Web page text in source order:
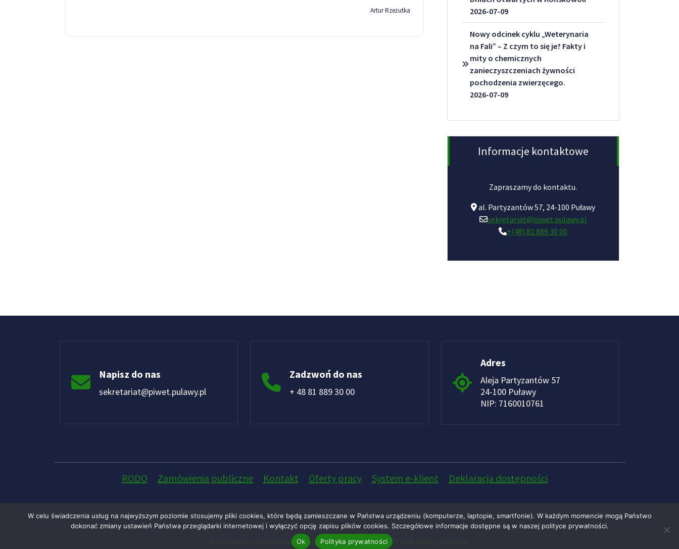
Artur Rzeżutka
2026-07-09
Nowy odcinek cyklu „Weterynaria
na Fali” – Z czym to się je? Fakty i
mity o chemicznych
zanieczyszczeniach żywności
pochodzenia zwierzęcego.
2026-07-09
Informacje kontaktowe
Zapraszamy do kontaktu.
al. Partyzantów 57, 24-100 Puławy
sekretariat@piwet.pulawy.pl
+(48) 81 889 30 00
Napisz do nas
sekretariat@piwet.pulawy.pl
Zadzwoń do nas
+ 48 81 889 30 00
Adres
Aleja Partyzantów 57
24-100 Puławy
NIP: 7160010761
RODO Zamówienia publiczne Kontakt Oferty pracy System e-klient Deklaracja dostępności
Państwowy Instytut Weterynaryjny - Państwowy Instytut Badawczy © 2026.
W celu świadczenia usług na najwyższym poziomie stosujemy pliki cookies, które będą zamieszczane w Państwa urządzeniu (komputerze, laptopie, smartfonie). W każdym momencie mogą Państwo
dokonać zmiany ustawień Państwa przeglądarki internetowej i wyłączyć opcję zapisu plików cookies. Szczegółowe informacje dostępne są w naszej polityce prywatności.
Ok
Polityka prywatności